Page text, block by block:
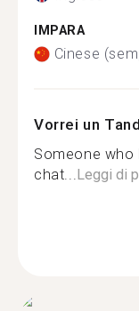
IMPARA
Cinese
Vorrei un
Someone who
chat...Leggi di